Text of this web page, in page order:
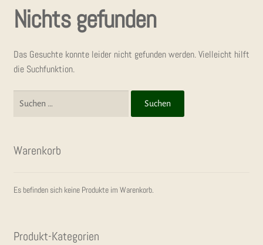
SHOP
DIE TÖP­FE­REI
TÖP­FER­MÄRK­TE
KON­TAKT
Nichts gefunden
Das Gesuchte konnte leider nicht gefunden werden. Vielleicht hilft
die Suchfunktion.
Suchen
Waren­korb
Es befinden sich keine Produkte im Warenkorb.
Pro­dukt-Kate­go­rien